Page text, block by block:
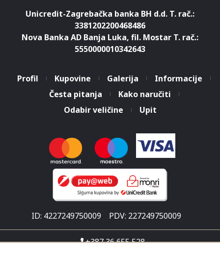
Unicredit-Zagrebačka banka BH d.d. T. rač.:
3381202200468486
Nova Banka AD Banja Luka, fil. Mostar T. rač.:
5550000010342643
Profil Kupovine Galerija
Informacije
Česta pitanja
Kako naručiti
Odabir veličine
Upit
ID: 4227249750009 PDV: 227249750009
+387 36 655 528